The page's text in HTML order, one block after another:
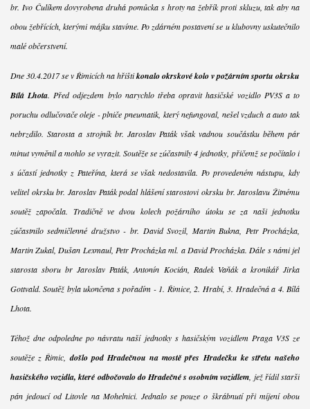
br. Ivo Čulíkem dovyrobena druhá pomůcka s hroty na žebřík proti skluzu, tak aby na
obou žebřících, kterými májku stavíme. Po zdárném postavení se u klubovny uskutečnilo
malé občerstvení.
Dne 30.4.2017 se v Řimicích na hřištikonalo okrskové kolo v požárním sportu okrsku
Bílá Lhota. Před odjezdem bylo narychlo třeba opravit hasičské vozidlo PV3S a to
poruchu odlučovače oleje - plniče pneumatik, který nefungoval, nešel vzduch a auto tak
nebrzdilo. Starosta a strojník br. Jaroslav Paták však vadnou součástku během pár
minut vyměnil a mohlo se vyrazit. Soutěže se zúčastnily 4 jednotky, přičemž se počítalo i
s účastí jednotky z Pateřína, která se však nedostavila. Po provedeném nástupu, kdy
velitel okrsku br. Jaroslav Paták podal hlášení starostovi okrsku br. Jaroslavu Žitnému
soutěž započala. Tradičně ve dvou kolech požárního útoku se za naši jednotku
zúčastnilo sedmičlenné družstvo - br. David Svozil, Martin Bukna, Petr Procházka,
Martin Zukal, Dušan Lexmaul, Petr Procházka ml. a David Procházka. Dále s námi jel
starosta sboru br Jaroslav Paták, Antonín Kocián, Radek Vaňák a kronikář Jirka
Gottvald. Soutěž byla ukončena s pořadím - 1. Řimice, 2. Hrabí, 3. Hradečná a 4. Bílá
Lhota.
Téhož dne odpoledne po návratu naší jednotky s hasičským vozidlem Praga V3S ze
soutěže z Řimic,došlo pod Hradečnou na mostě přes Hradečku ke střetu našeho
hasičského vozidla, které odbočovalo do Hradečné s osobním vozidlem , jež řídil starší
pán jedoucí od Litovle na Mohelnici. Jednalo se pouze o škrábnutí při míjení obou